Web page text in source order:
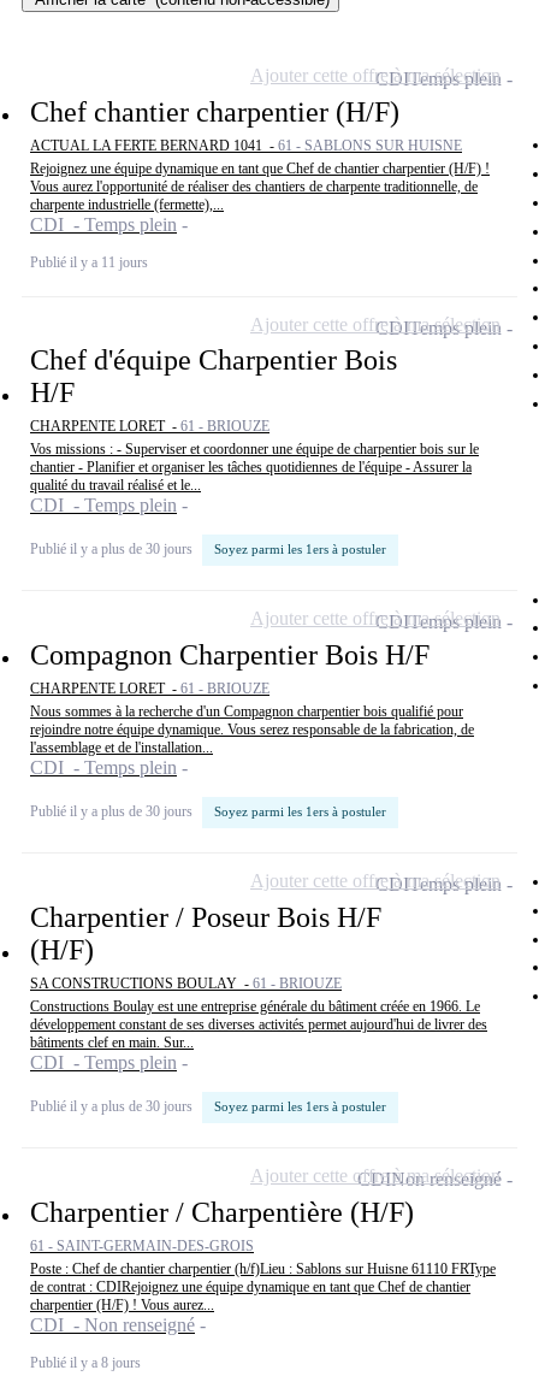
Chef chantier charpentier (H/F)
ACTUAL LA FERTE BERNARD 1041 - 61 - SABLONS SUR HUISNE
Rejoignez une équipe dynamique en tant que Chef de chantier charpentier (H/F) !
Vous aurez l'opportunité de réaliser des chantiers de charpente traditionnelle, de
charpente industrielle (fermette),...
CDI - Temps plein
Publié il y a 11 jours
CDITemps plein
Ajouter cette offre à ma sélection
Chef d'équipe Charpentier Bois
H/F
CHARPENTE LORET - 61 - BRIOUZE
Vos missions : - Superviser et coordonner une équipe de charpentier bois sur le
chantier - Planifier et organiser les tâches quotidiennes de l'équipe - Assurer la
qualité du travail réalisé et le...
CDI - Temps plein
Publié il y a plus de 30 jours Soyez parmi les 1ers à postuler
CDITemps plein
Ajouter cette offre à ma sélection
Compagnon Charpentier Bois H/F
CHARPENTE LORET - 61 - BRIOUZE
Nous sommes à la recherche d'un Compagnon charpentier bois qualifié pour
rejoindre notre équipe dynamique. Vous serez responsable de la fabrication, de
l'assemblage et de l'installation...
CDI - Temps plein
Publié il y a plus de 30 jours Soyez parmi les 1ers à postuler
CDITemps plein
Ajouter cette offre à ma sélection
Charpentier / Poseur Bois H/F
(H/F)
SA CONSTRUCTIONS BOULAY - 61 - BRIOUZE
Constructions Boulay est une entreprise générale du bâtiment créée en 1966. Le
développement constant de ses diverses activités permet aujourd'hui de livrer des
bâtiments clef en main. Sur...
CDI - Temps plein
Publié il y a plus de 30 jours Soyez parmi les 1ers à postuler
CDITemps plein
Ajouter cette offre à ma sélection
Charpentier / Charpentière (H/F)
61 - SAINT-GERMAIN-DES-GROIS
Poste : Chef de chantier charpentier (h/f)Lieu : Sablons sur Huisne 61110 FRType
de contrat : CDIRejoignez une équipe dynamique en tant que Chef de chantier
charpentier (H/F) ! Vous aurez...
CDI - Non renseigné
Publié il y a 8 jours
CDINon renseigné
Ajouter cette offre à ma sélection